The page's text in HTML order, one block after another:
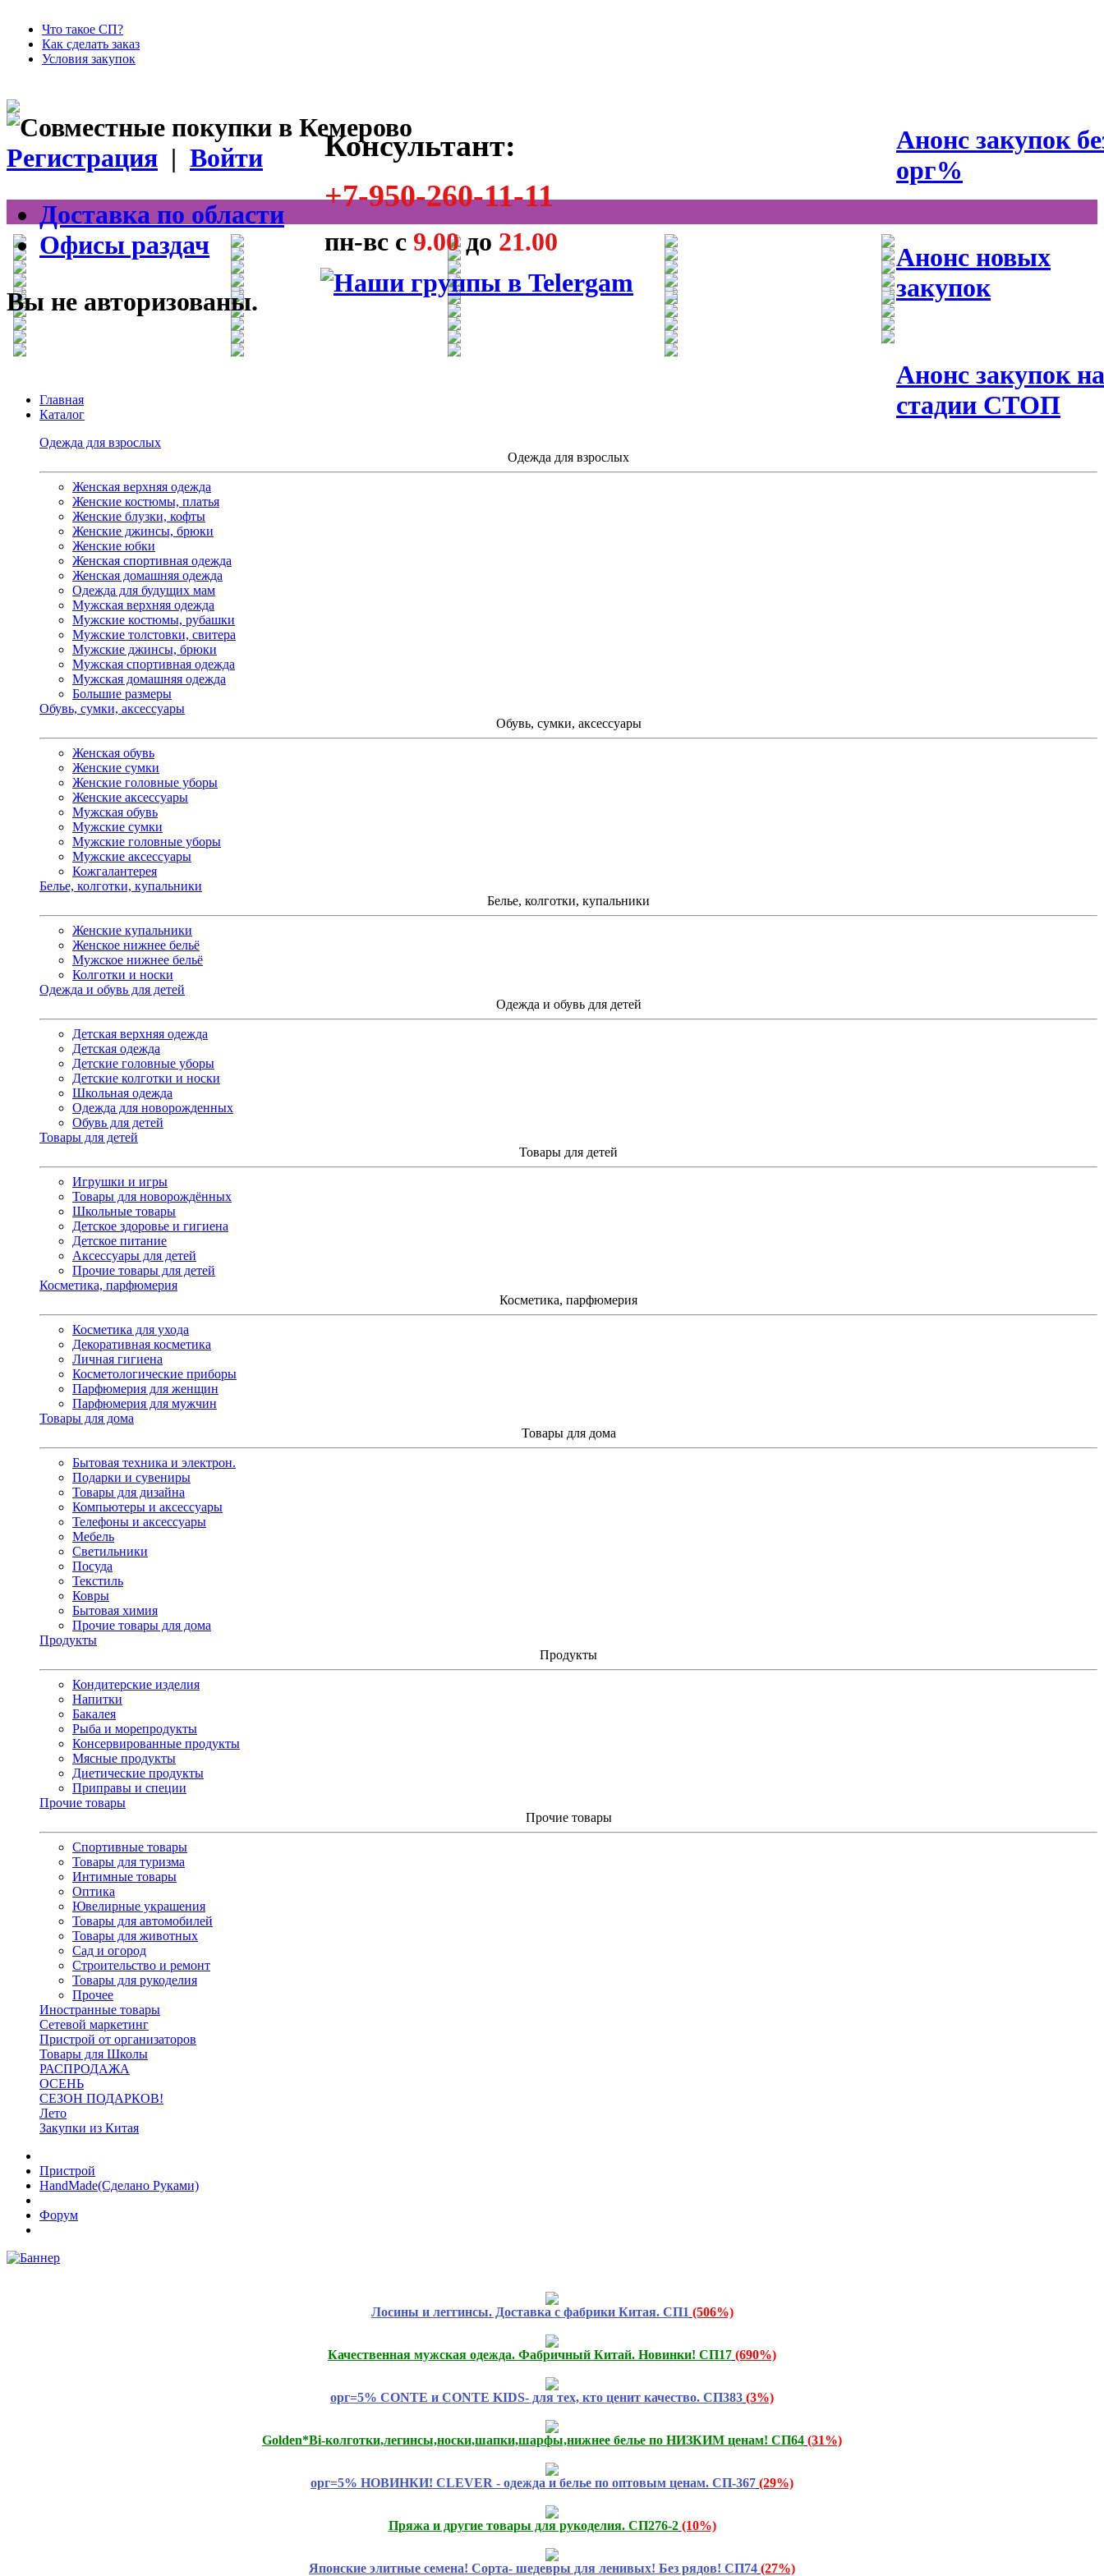
Что такое СП?
Как сделать заказ
Условия закупок
Анонс закупок
орг%
Анонс новых
закупок
Анонс закупок на
стадии СТОП
Консультант:
+7-950-260-11-11
пн-вс с 9.00до 21.00
Регистрация | Войти
Доставка по области
Офисы раздач
Вы не авторизованы.
Главная
Каталог
Одежда для взрослых
Одежда для взрослых
Женская верхняя одежда
Женские костюмы, платья
Женские блузки, кофты
Женские джинсы, брюки
Женские юбки
Женская спортивная одежда
Женская домашняя одежда
Одежда для будущих мам
Мужская верхняя одежда
Мужские костюмы, рубашки
Мужские толстовки, свитера
Мужские джинсы, брюки
Мужская спортивная одежда
Мужская домашняя одежда
Большие размеры
Обувь, сумки, аксессуары
Обувь, сумки, аксессуары
Женская обувь
Женские сумки
Женские головные уборы
Женские аксессуары
Мужская обувь
Мужские сумки
Мужские головные уборы
Мужские аксессуары
Кожгалантерея
Белье, колготки, купальники
Белье, колготки, купальники
Женские купальники
Женское нижнее бельё
Мужское нижнее бельё
Колготки и носки
Одежда и обувь для детей
Одежда и обувь для детей
Детская верхняя одежда
Детская одежда
Детские головные уборы
Детские колготки и носки
Школьная одежда
Одежда для новорожденных
Обувь для детей
Товары для детей
Товары для детей
Игрушки и игры
Товары для новорождённых
Школьные товары
Детское здоровье и гигиена
Детское питание
Аксессуары для детей
Прочие товары для детей
Косметика, парфюмерия
Косметика, парфюмерия
Косметика для ухода
Декоративная косметика
Личная гигиена
Косметологические приборы
Парфюмерия для женщин
Парфюмерия для мужчин
Товары для дома
Товары для дома
Бытовая техника и электрон.
Подарки и сувениры
Товары для дизайна
Компьютеры и аксессуары
Телефоны и аксессуары
Мебель
Светильники
Посуда
Текстиль
Ковры
Бытовая химия
Прочие товары для дома
Продукты
Продукты
Кондитерские изделия
Напитки
Бакалея
Рыба и морепродукты
Консервированные продукты
Мясные продукты
Диетические продукты
Приправы и специи
Прочие товары
Прочие товары
Спортивные товары
Товары для туризма
Интимные товары
Оптика
Ювелирные украшения
Товары для автомобилей
Товары для животных
Сад и огород
Строительство и ремонт
Товары для рукоделия
Прочее
Иностранные товары
Сетевой маркетинг
Пристрой от организаторов
Товары для Школы
РАСПРОДАЖА
ОСЕНЬ
СЕЗОН ПОДАРКОВ!
Лето
Закупки из Китая
Пристрой
HandMade(Сделано Руками)
Форум
Лосины и леггинсы. Доставка с фабрики Китая. СП1 (506%)
Качественная мужская одежда. Фабричный Китай. Новинки! СП17 (690%)
орг=5% CONTE и CONTE KIDS- для тех, кто ценит качество. СП383 (3%)
Golden*Bi-колготки,легинсы,носки,шапки,шарфы,нижнее белье по НИЗКИМ ценам! СП64 (31%)
орг=5% НОВИНКИ! CLEVER - одежда и белье по оптовым ценам. СП-367 (29%)
Пряжа и другие товары для рукоделия. СП276-2 (10%)
Японские элитные семена! Сорта- шедевры для ленивых! Без рядов! СП74 (27%)